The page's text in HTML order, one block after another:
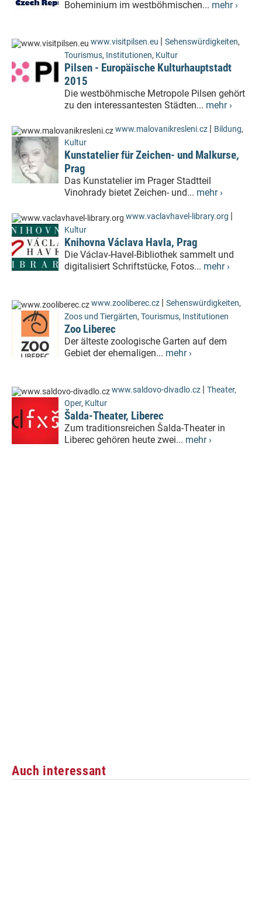
Boheminium im westböhmischen... mehr ›
www.visitpilsen.eu | Sehenswürdigkeiten,
Tourismus, Institutionen, Kultur
Pilsen - Europäische Kulturhauptstadt
2015
Die westböhmische Metropole Pilsen gehört
zu den interessantesten Städten... mehr ›
www.malovanikresleni.cz | Bildung,
Kultur
Kunstatelier für Zeichen- und Malkurse,
Prag
Das Kunstatelier im Prager Stadtteil
Vinohrady bietet Zeichen- und... mehr ›
www.vaclavhavel-library.org |
Kultur
Knihovna Václava Havla, Prag
Die Václav-Havel-Bibliothek sammelt und
digitalisiert Schriftstücke, Fotos... mehr ›
www.zooliberec.cz | Sehenswürdigkeiten,
Zoos und Tiergärten, Tourismus, Institutionen
Zoo Liberec
Der älteste zoologische Garten auf dem
Gebiet der ehemaligen... mehr ›
www.saldovo-divadlo.cz | Theater,
Oper, Kultur
Šalda-Theater, Liberec
Zum traditionsreichen Šalda-Theater in
Liberec gehören heute zwei... mehr ›
Auch interessant